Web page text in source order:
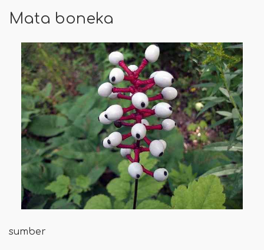
Mata boneka
sumber